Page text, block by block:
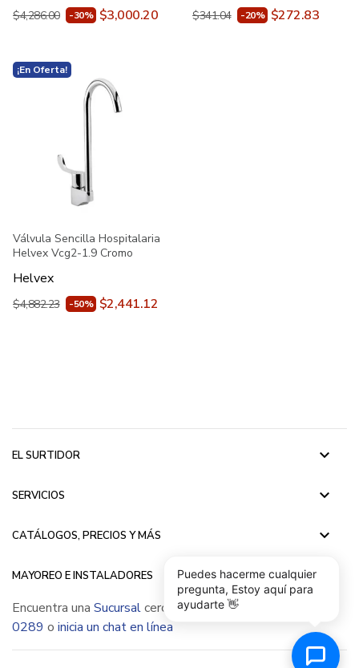
$4,286.00 -30% $3,000.20 $341.04 -20% $272.83
¡En Oferta!
Válvula Sencilla Hospitalaria
Helvex Vcg2-1.9 Cromo
Helvex
$4,882.23 -50% $2,441.12
EL SURTIDOR keyboard_arrow_down
SERVICIOS keyboard_arrow_down
CATÁLOGOS, PRECIOS Y MÁS keyboard_arrow_down
MAYOREO E INSTALADORES keyboard_arrow_down
Encuentra una Sucursalcerca de ti, llámanos
0289 o inicia un chat en línea
Puedes hacerme cualquier
pregunta, Estoy aquí para
ayudarte 👋